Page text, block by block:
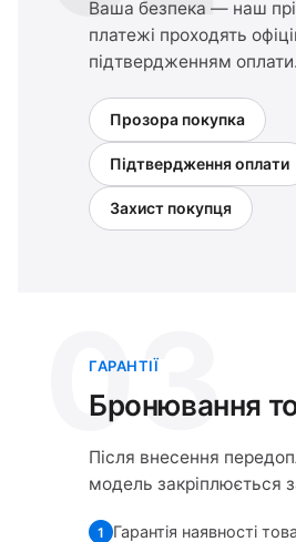
Ваша безпека — наш
платежі проходять
підтвердженням оплати.
Прозора покупка
Підтвердження оплати
Захист покупця
03
ГАРАНТІЇ
Бронювання
Після внесення
модель закріплюється
1 Гарантія наявності